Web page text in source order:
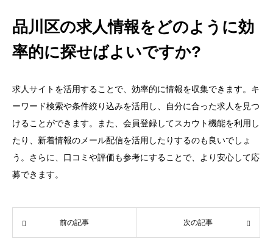
品川区の求人情報をどのように効
率的に探せばよいですか?
求人サイトを活用することで、効率的に情報を収集できます。キ
ーワード検索や条件絞り込みを活用し、自分に合った求人を見つ
けることができます。また、会員登録してスカウト機能を利用し
たり、新着情報のメール配信を活用したりするのも良いでしょ
う。さらに、口コミや評価も参考にすることで、より安心して応
募できます。
前の記事 次の記事